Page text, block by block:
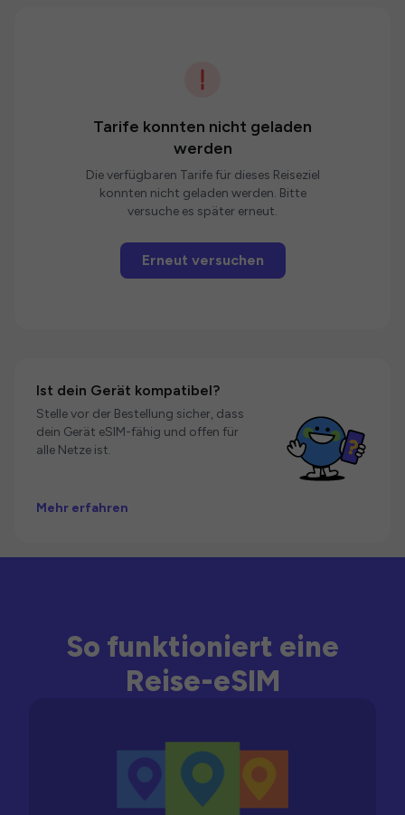
Tarife konnten nicht geladen
werden
Die verfügbaren Tarife für dieses Reiseziel
konnten nicht geladen werden. Bitte
versuche es später erneut.
Erneut versuchen
Ist dein Gerät kompatibel?
Stelle vor der Bestellung sicher, dass
dein Gerät eSIM-fähig und offen für
alle Netze ist.
Mehr erfahren
So funktioniert eine
Reise-eSIM